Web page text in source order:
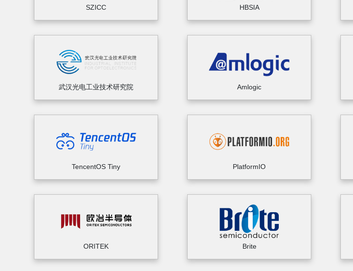
SZICC HBSIA
武汉光电工业技术研究院 Amlogic
TencentOS Tiny PlatformIO
ORITEK Brite